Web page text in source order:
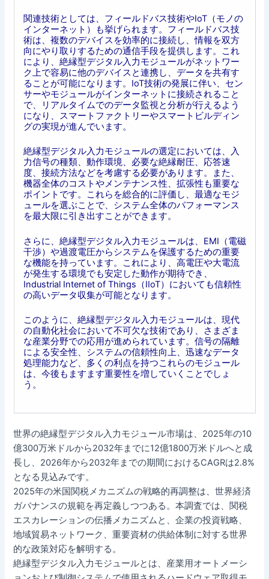
関連技術としては、フィールドバス技術やIoT（モノの
インターネット）も挙げられます。フィールドバス技
術は、複数のデバイスを効率的に接続し、情報を双方
向にやり取りするための通信手段を提供します。これ
により、絶縁型デジタル入力モジュールがネットワー
ク上で容易に他のデバイスと連携し、データを共有す
ることが可能になります。IoT技術の発展に伴い、セン
サーやモジュールがインターネットに接続されること
で、リアルタイムでのデータ監視と分析が行えるよう
になり、スマートファクトリーやスマートビルディン
グの実現が進んでいます。
絶縁型デジタル入力モジュールの選定においては、入
力信号の種類、動作環境、必要な絶縁耐圧、応答速
度、接続方法などを考慮する必要があります。また、
機器全体のコストやメンテナンス性、拡張性も重要な
ポイントです。これらを総合的に評価し、最適なモジ
ュールを選ぶことで、システム全体のパフォーマンス
を最大限に引き出すことができます。
さらに、絶縁型デジタル入力モジュールは、EMI（電磁
干渉）や過渡電圧からシステムを保護するための重要
な機能を持っています。これにより、高電圧や大電流
が発生する環境でも安定した動作が期待でき、
Industrial Internet of Things（IIoT）においても信頼性
の高いデータ収集が可能となります。
このように、絶縁型デジタル入力モジュールは、現代
の自動化社会において不可欠な技術であり、さまざま
な産業分野での応用が進められています。信号の隔離
による安全性、システムの信頼性向上、迅速なデータ
処理能力など、多くの利点を持つこれらのモジュール
は、今後もますます重要性を増していくことでしょ
う。
世界の絶縁型デジタル入力モジュール市場は、2025年の10
億300万米ドルから2032年までに12億1800万米ドルへと成
長し、2026年から2032年までの期間におけるCAGRは2.8%
となる見込みです。
2025年の米国関税メカニズムの戦略的再調整は、世界経済
ガバナンスの規範を再定義しつつある。本調査では、関税
エスカレーションの伝播メカニズムと、企業の投資戦略、
地域貿易ネットワーク、重要資材の供給体制に対する世界
的な政策対応を解明する。
絶縁型デジタル入力モジュールとは、産業用オートメーシ